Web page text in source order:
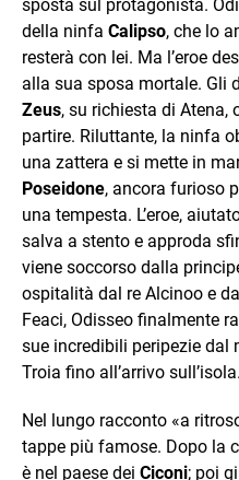
sposta sul protagonista.
della ninfa Calipso, che lo
resterà con lei. Ma l’eroe
alla sua sposa mortale. Gli
Zeus, su richiesta di Atena,
partire. Riluttante, la ninfa
una zattera e si mette in
Poseidone, ancora furioso
una tempesta. L’eroe,
salva a stento e approda
viene soccorso dalla
ospitalità dal re Alcinoo e
Feaci, Odisseo finalmente
sue incredibili peripezie dal
Troia fino all’arrivo sull’isola.
Nel lungo racconto «a
tappe più famose. Dopo la
è nel paese dei Ciconi; poi